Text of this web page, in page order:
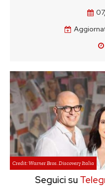
Credit: Warner Bros. Discovery Italia
Seguici su